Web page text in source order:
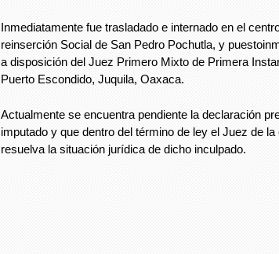
Inmediatamente fue trasladado e internado en el
reinserción Social de San Pedro Pochutla, y
a disposición del Juez Primero Mixto de Primera
Puerto Escondido, Juquila, Oaxaca.
Actualmente se encuentra pendiente la declaración
imputado y que dentro del término de ley el Juez de la
resuelva la situación jurídica de dicho inculpado.